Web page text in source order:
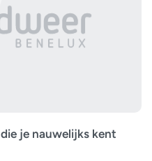
je nauwelijks kent